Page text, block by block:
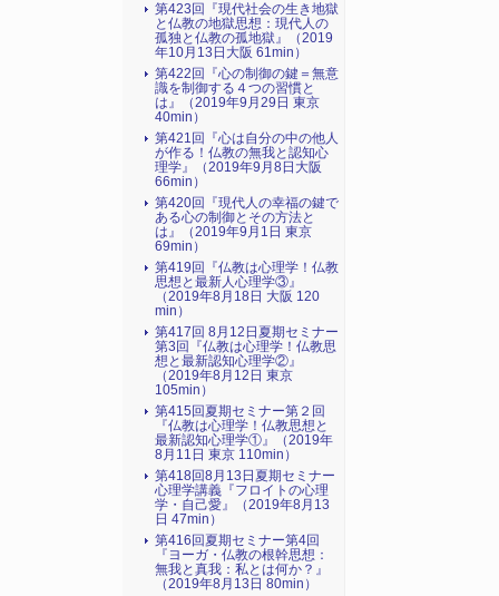
第423回『現代社会の生き地獄
と仏教の地獄思想：現代人の
孤独と仏教の孤地獄』（2019
年10月13日大阪 61min）
第422回『心の制御の鍵＝無意
識を制御する４つの習慣と
は』（2019年9月29日 東京
40min）
第421回『心は自分の中の他人
が作る！仏教の無我と認知心
理学』（2019年9月8日大阪
66min）
第420回『現代人の幸福の鍵で
ある心の制御とその方法と
は』（2019年9月1日 東京
69min）
第419回『仏教は心理学！仏教
思想と最新人心理学③』
（2019年8月18日 大阪 120
min）
第417回 8月12日夏期セミナー
第3回『仏教は心理学！仏教思
想と最新認知心理学②』
（2019年8月12日 東京
105min）
第415回夏期セミナー第２回
『仏教は心理学！仏教思想と
最新認知心理学①』（2019年
8月11日 東京 110min）
第418回8月13日夏期セミナー
心理学講義『フロイトの心理
学・自己愛』（2019年8月13
日 47min）
第416回夏期セミナー第4回
『ヨーガ・仏教の根幹思想：
無我と真我：私とは何か？』
（2019年8月13日 80min）